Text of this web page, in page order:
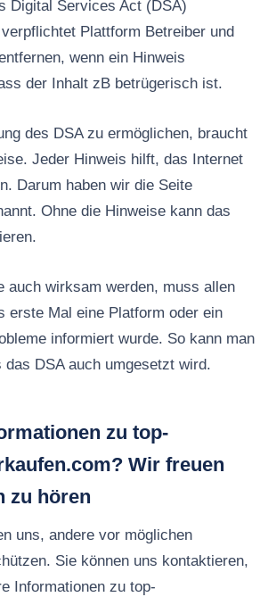
Digital Services Act (DSA)
Plattform Betreiber und
wenn ein Hinweis
der Inhalt zB betrügerisch ist.
des DSA zu ermöglichen, braucht
Jeder Hinweis hilft, das Internet
Darum haben wir die Seite
Ohne die Hinweise kann das
auch wirksam werden, muss allen
erste Mal eine Platform oder ein
informiert wurde. So kann man
DSA auch umgesetzt wird.
zu top-
Wir freuen
zu hören
uns, andere vor möglichen
Sie können uns kontaktieren,
Informationen zu top-